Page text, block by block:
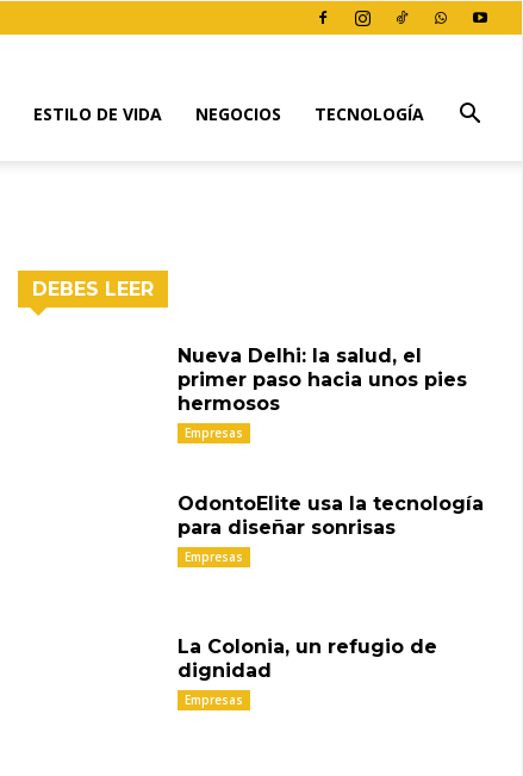
ESTILO DE VIDA NEGOCIOS TECNOLOGÍA
DEBES LEER
Nueva Delhi: la salud, el
primer paso hacia unos pies
hermosos
Empresas
OdontoElite usa la tecnología
para diseñar sonrisas
Empresas
La Colonia, un refugio de
dignidad
Empresas